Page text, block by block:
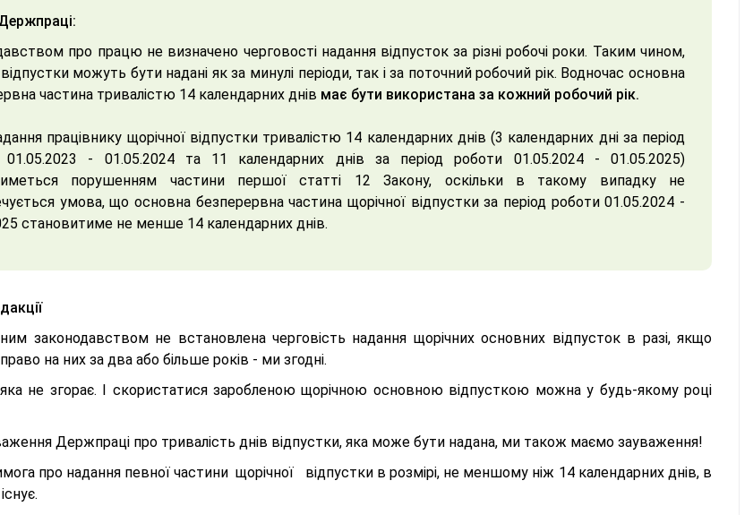
про працю не визначено черговості надання відпусток за різні робочі роки. Таким чином,
відпустки можуть бути надані як за минулі періоди, так і за поточний робочий рік. Водночас основна
частина тривалістю 14 календарних днів має бути використана за кожний робочий рік.
працівнику щорічної відпустки тривалістю 14 календарних днів (3 календарних дні за період
01.05.2023 - 01.05.2024 та 11 календарних днів за період роботи 01.05.2024 - 01.05.2025)
порушенням частини першої статті 12 Закону, оскільки в такому випадку не
умова, що основна безперервна частина щорічної відпустки за період роботи 01.05.2024 -
становитиме не менше 14 календарних днів.
законодавством не встановлена черговість надання щорічних основних відпусток в разі, якщо
на них за два або більше років - ми згодні.
не згорає. І скористатися заробленою щорічною основною відпусткою можна у будь-якому році
Держпраці про тривалість днів відпустки, яка може бути надана, ми також маємо зауваження!
про надання певної частини щорічної відпустки в розмірі, не меншому ніж 14 календарних днів, в